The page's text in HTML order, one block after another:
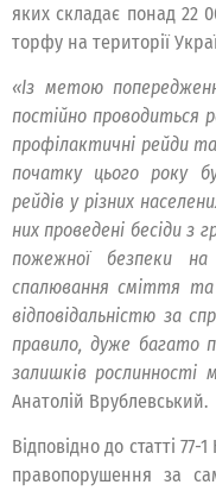
яких складає понад 22
торфу на території
«Із метою
постійно проводиться
профілактичні рейди
початку цього року
рейдів у різних
них проведені бесіди з
пожежної безпеки на
спалювання сміття та
відповідальністю за
правило, дуже багато
залишків рослинності
Анатолій Врублевський.
Відповідно до статті
правопорушення за